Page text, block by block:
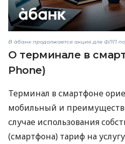
В àбанк продолжается акция для ФЛП
О терминале в
Phone)
Терминал в смартфоне
мобильный и
случае использования
(смартфона) тариф на